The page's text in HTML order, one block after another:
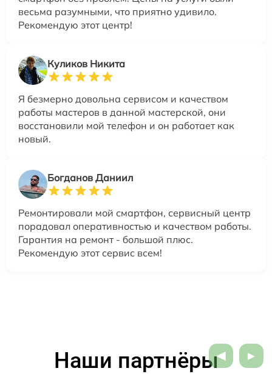
весьма разумными, что приятно удивило.
Рекомендую этот центр!
Куликов Никита
Я безмерно довольна сервисом и качеством
работы мастеров в данной мастерской, они
восстановили мой телефон и он работает как
новый.
Богданов Даниил
Ремонтировали мой смартфон, сервисный центр
порадовал оперативностью и качеством работы.
Гарантия на ремонт - большой плюс.
Рекомендую этот сервис всем!
Наши партнёры